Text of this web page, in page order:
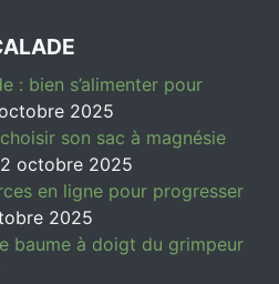
: bien s’alimenter pour
2025
son sac à magnésie
octobre 2025
en ligne pour progresser
2025
baume à doigt du grimpeur